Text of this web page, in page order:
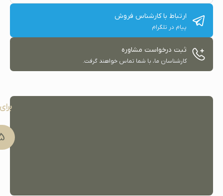
ارتباط با کارشناس فروش
پیام در تلگرام
ثبت درخواست مشاوره
کارشناسان ما، با شما تماس خواهند گرفت.